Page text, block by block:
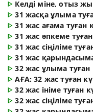
ᐈ Келді міне, отыз
ᐈ31 жасқа ұлыма
ᐈ31 жас ағама туған
ᐈ31 жас әпкеме
ᐈ31 жас сіңіліме
ᐈ31 жас
ᐈ32 жас ұлыма туған
ᐈАҒА: 32 жас туған
ᐈ32 жас ініме туған
ᐈ32 жас сіңіліме